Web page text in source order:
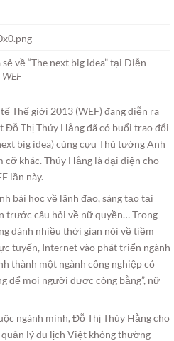
về “The next big idea” tại Diễn
WEF
Thế giới 2013 (WEF) đang diễn ra
Thị Thúy Hằng đã có buổi trao đổi
big idea) cùng cựu Thủ tướng Anh
cỡ khác. Thúy Hằng là đại diện cho
lần này.
bài học về lãnh đạo, sáng tạo tại
trước câu hỏi về nữ quyền… Trong
dành nhiều thời gian nói về tiềm
tuyến, Internet vào phát triển ngành
thành một ngành công nghiệp có
để mọi người được công bằng”, nữ
ngành mình, Đỗ Thị Thúy Hằng cho
lý du lịch Việt không thường